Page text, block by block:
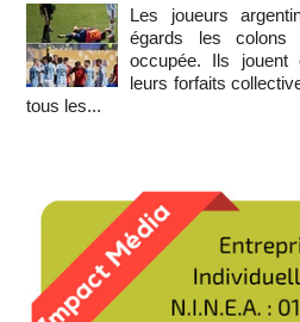
Les joueurs
égards les colons
occupée. Ils jouent
leurs forfaits
tous les...